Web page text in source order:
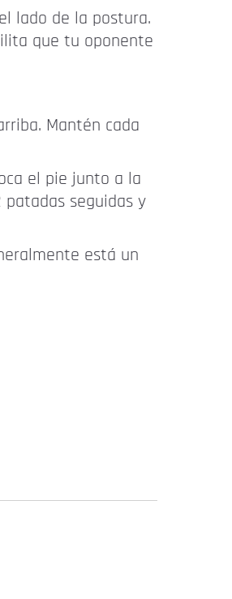
lado de la postura.
que tu oponente
Mantén cada
el pie junto a la
seguidas y
está un